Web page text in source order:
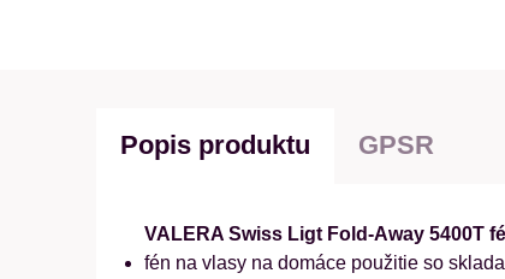
Popis produktu GPSR
VALERA Swiss Ligt Fold-Away 5400T
fén na vlasy na domáce použitie so